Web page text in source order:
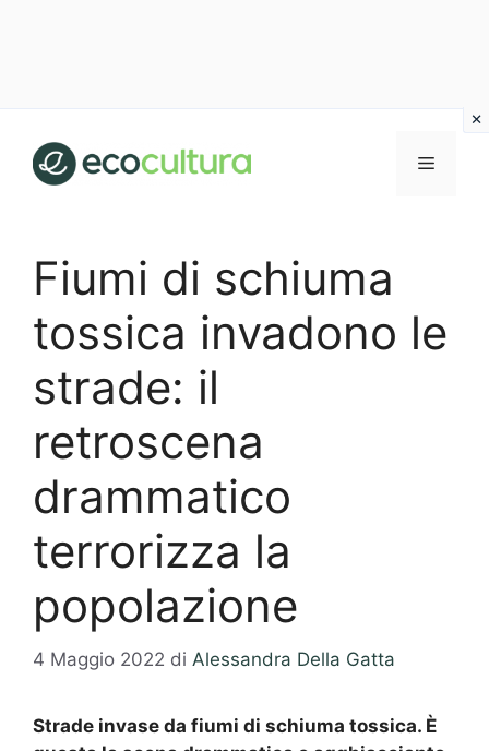
contenuto
MENU
Fiumi di schiuma
tossica invadono le
strade: il
retroscena
drammatico
terrorizza la
popolazione
4 Maggio 2022 di Alessandra Della Gatta
Strade invase da fiumi di schiuma tossica. È